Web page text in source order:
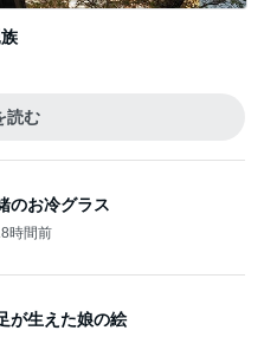
前
安かった部屋
時間前
き鉄道博物館